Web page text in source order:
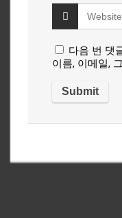
다음 번 댓
이름, 이메일,